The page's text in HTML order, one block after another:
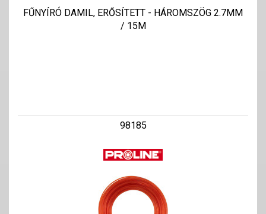
FŰNYÍRÓ DAMIL, ERŐSÍTETT - HÁROMSZÖG 2.7MM
/ 15M
98185